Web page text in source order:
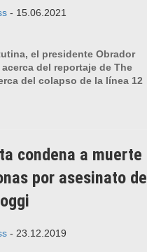
- 15.06.2021
el presidente Obrador
del reportaje de The
del colapso de la línea 12
condena a muerte
por asesinato de
- 23.12.2019